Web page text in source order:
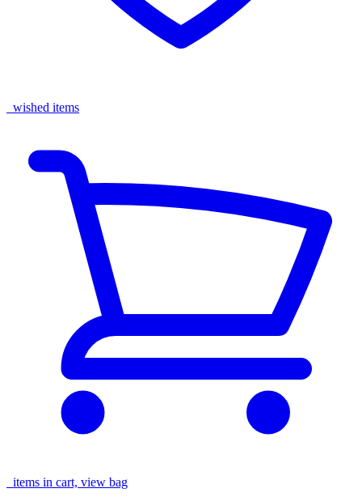
wished items
items in cart, view bag